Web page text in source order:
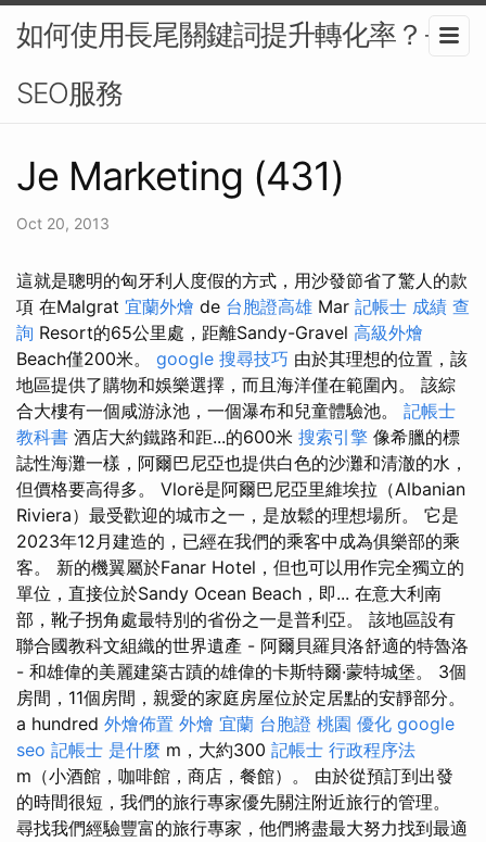
如何使用長尾關鍵詞提升轉化率？-
SEO服務
Je Marketing (431)
Oct 20, 2013
這就是聰明的匈牙利人度假的方式，用沙發節省了驚人的款
項 在Malgrat 宜蘭外燴 de 台胞證高雄 Mar 記帳士 成績 查
詢 Resort的65公里處，距離Sandy-Gravel 高級外燴
Beach僅200米。 google 搜尋技巧 由於其理想的位置，該
地區提供了購物和娛樂選擇，而且海洋僅在範圍內。 該綜
合大樓有一個咸游泳池，一個瀑布和兒童體驗池。 記帳士
教科書 酒店大約鐵路和距...的600米 搜索引擎 像希臘的標
誌性海灘一樣，阿爾巴尼亞也提供白色的沙灘和清澈的水，
但價格要高得多。 Vlorë是阿爾巴尼亞里維埃拉（Albanian
Riviera）最受歡迎的城市之一，是放鬆的理想場所。 它是
2023年12月建造的，已經在我們的乘客中成為俱樂部的乘
客。 新的機翼屬於Fanar Hotel，但也可以用作完全獨立的
單位，直接位於Sandy Ocean Beach，即... 在意大利南
部，靴子拐角處最特別的省份之一是普利亞。 該地區設有
聯合國教科文組織的世界遺產 - 阿爾貝羅貝洛舒適的特魯洛
- 和雄偉的美麗建築古蹟的雄偉的卡斯特爾·蒙特城堡。 3個
房間，11個房間，親愛的家庭房屋位於定居點的安靜部分。
a hundred 外燴佈置 外燴 宜蘭 台胞證 桃園 優化 google
seo 記帳士 是什麼 m，大約300 記帳士 行政程序法
m（小酒館，咖啡館，商店，餐館）。 由於從預訂到出發
的時間很短，我們的旅行專家優先關注附近旅行的管理。
尋找我們經驗豐富的旅行專家，他們將盡最大努力找到最適